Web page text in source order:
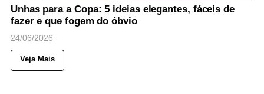
Unhas para a Copa: 5 ideias elegantes, fáceis de
fazer e que fogem do óbvio
24/06/2026
Veja Mais